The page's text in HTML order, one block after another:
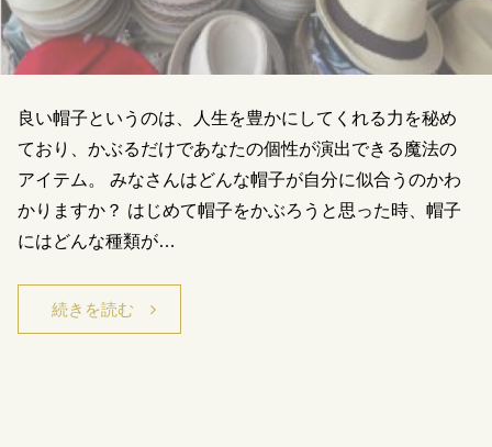
良い帽子というのは、人生を豊かにしてくれる力を秘め
ており、かぶるだけであなたの個性が演出できる魔法の
アイテム。 みなさんはどんな帽子が自分に似合うのかわ
かりますか？ はじめて帽子をかぶろうと思った時、帽子
にはどんな種類が…
続きを読む